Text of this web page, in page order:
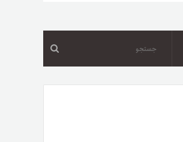
پارسی